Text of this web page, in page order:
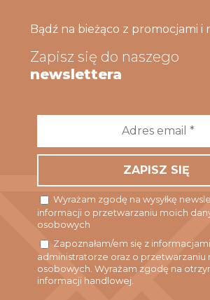
Bądź na bieżąco z promocjami i
Zapisz się do naszego
newslettera
Wyrażam zgodę na wysyłkę
informacji o przetwarzaniu moich
osobowych
Zapoznałam/em się z
administratorze oraz o przetwarzaniu
osobowych. Wyrażam zgodę na
informacji handlowej.